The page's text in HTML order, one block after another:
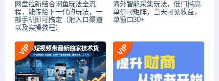
网盘拉新结合闲鱼玩法全流
程，能传给下一代的玩法，一
部手机即可搞定（附入口渠道
以及实操教程）
海外智能采集玩法，低门槛高
单价可矩阵，当天可见收益，
单窗口30+